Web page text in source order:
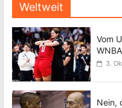
Weltweit
Vom
3.
Nein,